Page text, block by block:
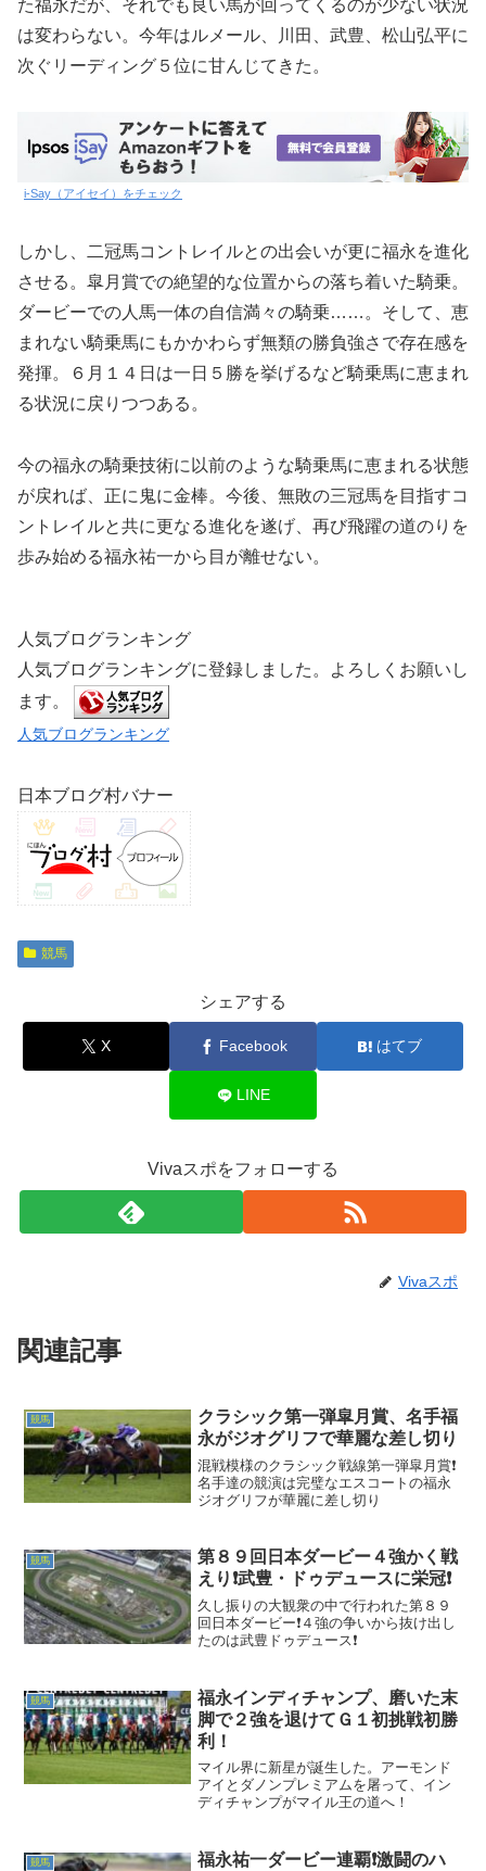
た福永だが、それでも良い馬が回ってくるのが少ない状況
は変わらない。今年はルメール、川田、武豊、松山弘平に
次ぐリーディング５位に甘んじてきた。
i-Say（アイセイ）をチェック
しかし、二冠馬コントレイルとの出会いが更に福永を進化
させる。皐月賞での絶望的な位置からの落ち着いた騎乗。
ダービーでの人馬一体の自信満々の騎乗……。そして、恵
まれない騎乗馬にもかかわらず無類の勝負強さで存在感を
発揮。６月１４日は一日５勝を挙げるなど騎乗馬に恵まれ
る状況に戻りつつある。
今の福永の騎乗技術に以前のような騎乗馬に恵まれる状態
が戻れば、正に鬼に金棒。今後、無敗の三冠馬を目指すコ
ントレイルと共に更なる進化を遂げ、再び飛躍の道のりを
歩み始める福永祐一から目が離せない。
人気ブログランキング
人気ブログランキングに登録しました。よろしくお願いし
ます。
人気ブログランキング
日本ブログ村バナー
競馬
シェアする
X Facebook はてブ
LINE
Vivaスポをフォローする
Vivaスポ
関連記事
競馬
クラシック第一弾皐月賞、名手福
永がジオグリフで華麗な差し切り
混戦模様のクラシック戦線第一弾皐月賞❗
名手達の競演は完璧なエスコートの福永
ジオグリフが華麗に差し切り
競馬
第８９回日本ダービー４強かく戦
えり❗武豊・ドゥデュースに栄冠❗
久し振りの大観衆の中で行われた第８９
回日本ダービー❗４強の争いから抜け出し
たのは武豊ドゥデュース❗
競馬
福永インディチャンプ、磨いた末
脚で２強を退けてＧ１初挑戦初勝
利！
マイル界に新星が誕生した。アーモンド
アイとダノンプレミアムを屠って、イン
ディチャンプがマイル王の道へ！
競馬
福永祐一ダービー連覇❗激闘のハ